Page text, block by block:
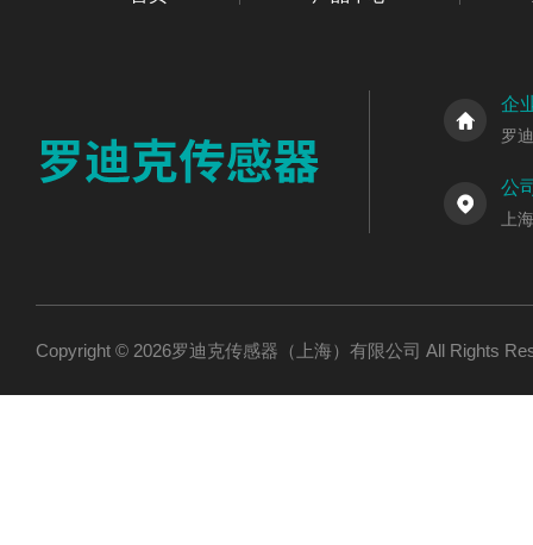
企
罗
公
上
Copyright © 2026罗迪克传感器（上海）有限公司 All Rights